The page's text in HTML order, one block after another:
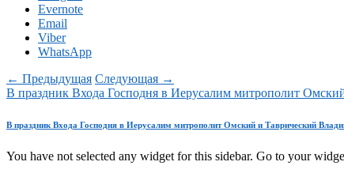
Evernote
Email
Viber
WhatsApp
← Предыдущая Следующая →
В праздник Входа Господня в Иерусалим митрополит
В праздник Входа Господня в Иерусалим митрополит Омский и Таврический
You have not selected any widget for this sidebar. Go to your